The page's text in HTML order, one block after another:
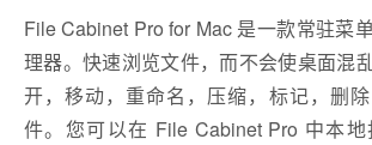
File Cabinet Pro for Mac 是一款常驻菜
理器。快速浏览文件，而不会使桌面混
开，移动，重命名，压缩，标记，删
件。您可以在 File Cabinet Pro 中本